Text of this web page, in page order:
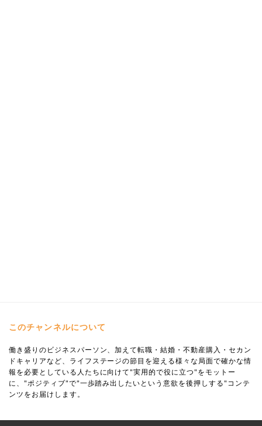
このチャンネルについて
働き盛りのビジネスパーソン、加えて転職・結婚・不動産購入・セカン
ドキャリアなど、ライフステージの節目を迎える様々な局面で確かな情
報を必要としている人たちに向けて"実用的で役に立つ"をモットー
に、"ポジティブ"で"一歩踏み出したいという意欲を後押しする"コンテ
ンツをお届けします。